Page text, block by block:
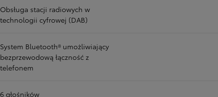
Obsługa stacji radiowych w
technologii cyfrowej (DAB)
System Bluetooth® umożliwiający
bezprzewodową łączność z
telefonem
6 głośników